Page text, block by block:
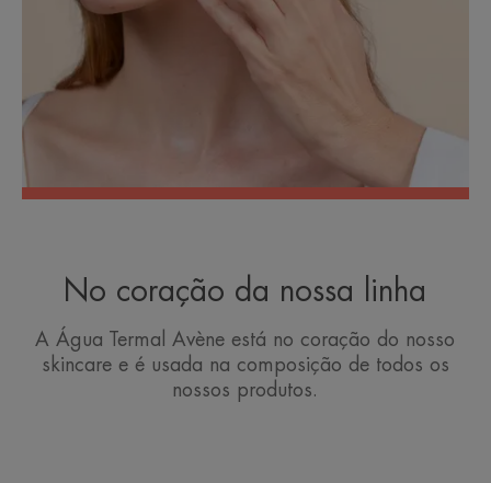
No coração da nossa linha
A Água Termal Avène está no coração do nosso
skincare e é usada na composição de todos os
nossos produtos.